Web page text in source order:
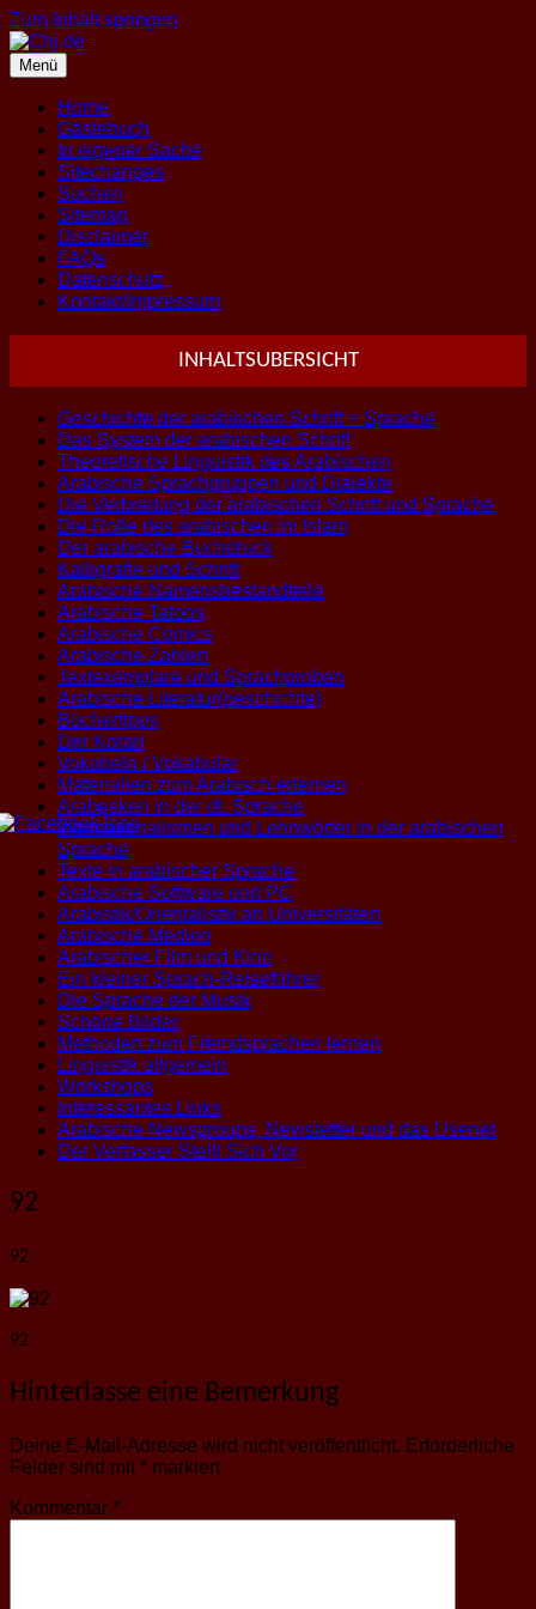
Zum Inhalt springen
Menü
Home
Gästebuch
In eigener Sache
Sitechanges
Suchen
Sitemap
Disclaimer
FAQs
Datenschutz
Kontakt/Impressum
INHALTSUBERSICHT
Geschichte der arabischen Schrift + Sprache
Das System der arabischen Schrift
Theoretische Linguistik des Arabischen
Arabische Sprachgruppen und Dialekte
Die Verbreitung der arabischen Schrift und Sprache
Die Rolle des arabischen im Islam
Der arabische Buchdruck
Kalligrafie und Schrift
Arabische Namensbestandteile
Arabische Tatoos
Arabische Comics
Arabische Zahlen
Textexemplare und Sprachproben
Arabische Literatur(geschichte)
Büchertipps
Der Koran
Vokabeln / Vokabular
Materialien zum Arabisch erlernen
Arabesken in der dt. Sprache
Internationalismen und Lehnwörter in der arabischen
Sprache
Texte in arabischer Sprache
Arabische Software und PC
Arabistik/Orientalistik an Universitäten
Arabische Medien
Arabischer Film und Kino
Ein kleiner Sprach-Reiseführer
Die Sprache der Musik
Schöne Bilder
Methoden zum Fremdsprachen lernen
Linguistik allgemein
Workshops
Interessantes Links
Arabische Newsgroups, Newsletter und das Usenet
Der Verfasser Stellt Sich Vor
92
92
92
Hinterlasse eine Bemerkung
Deine E-Mail-Adresse wird nicht veröffentlicht. Erforderliche
Felder sind mit * markiert
Kommentar *